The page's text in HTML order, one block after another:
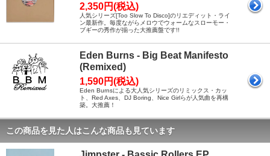
2,350円(税込)
人気シリーズ[Too Slow To Disco]のリエディット・ライ
ン最新作。毎度ながらメロウでウォームなスローモー・
ブギーの秀作が揃った大推薦盤です!!
Eden Burns - Big Beat Manifesto
(Remixed)
1,590円(税込)
Eden Burnsによる大人気シリーズのリミックス・カッ
ト、Red Axes、DJ Boring、Nice Girlらが人気曲を再構
築。大推薦！
この商品を見た人はこんな商品も見ています